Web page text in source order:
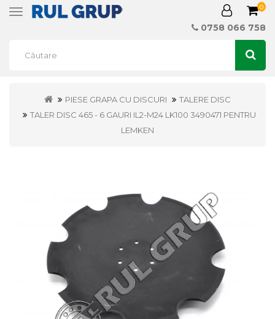
Toggle
0
0758 066 758
PIESE GRAPA CU DISCURI
TALERE DISC
TALER DISC 465 - 6 GAURI IL2-M24 LK100 3490471 PENTRU
LEMKEN